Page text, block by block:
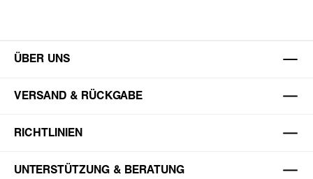
ÜBER UNS
VERSAND & RÜCKGABE
RICHTLINIEN
UNTERSTÜTZUNG & BERATUNG